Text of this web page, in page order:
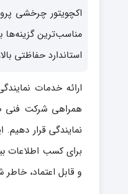
مناسب‌ترین
استاندارد حفاظتی
ارائه خدمات
همراهی شرکت فنی
نمایندگی قرار
برای کسب اطلاعات
و قابل اعتماد،